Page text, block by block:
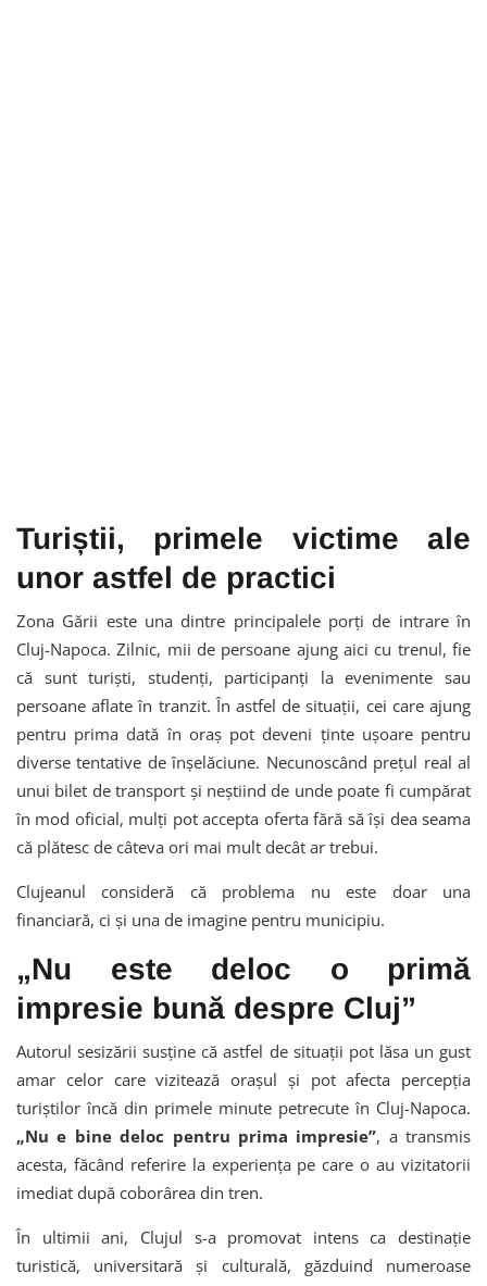
Turiștii, primele victime ale
unor astfel de practici
Zona Gării este una dintre principalele porți de intrare în
Cluj-Napoca. Zilnic, mii de persoane ajung aici cu trenul, fie
că sunt turiști, studenți, participanți la evenimente sau
persoane aflate în tranzit. În astfel de situații, cei care ajung
pentru prima dată în oraș pot deveni ținte ușoare pentru
diverse tentative de înșelăciune. Necunoscând prețul real al
unui bilet de transport și neștiind de unde poate fi cumpărat
în mod oficial, mulți pot accepta oferta fără să își dea seama
că plătesc de câteva ori mai mult decât ar trebui.
Clujeanul consideră că problema nu este doar una
financiară, ci și una de imagine pentru municipiu.
„Nu este deloc o primă
impresie bună despre Cluj”
Autorul sesizării susține că astfel de situații pot lăsa un gust
amar celor care vizitează orașul și pot afecta percepția
turiștilor încă din primele minute petrecute în Cluj-Napoca.
„Nu e bine deloc pentru prima impresie”, a transmis
acesta, făcând referire la experiența pe care o au vizitatorii
imediat după coborârea din tren.
În ultimii ani, Clujul s-a promovat intens ca destinație
turistică, universitară și culturală, găzduind numeroase